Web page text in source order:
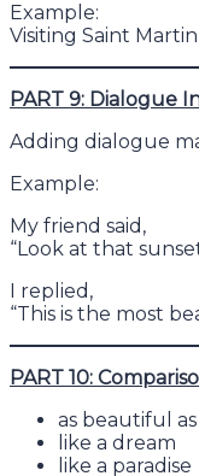
Example:
Visiting Saint
PART 9: Dialogue
Adding dialogue
Example:
My friend said,
“Look at that
I replied,
“This is the most
PART 10:
as beautiful
like a dream
like a paradise